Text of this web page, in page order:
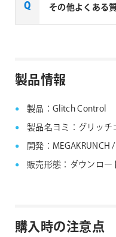
一部製品でフローテ
aescripts +
その他よくある
製品情報
製品：Glitch Control
製品名ヨミ：グリッチ
開発：
販売形態：ダウンロー
購入時の注意点